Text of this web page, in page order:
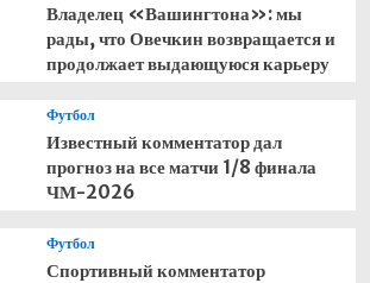
Владелец «Вашингтона»: мы
рады, что Овечкин возвращается и
продолжает выдающуюся карьеру
Футбол
Известный комментатор дал
прогноз на все матчи 1/8 финала
ЧМ-2026
Футбол
Спортивный комментатор